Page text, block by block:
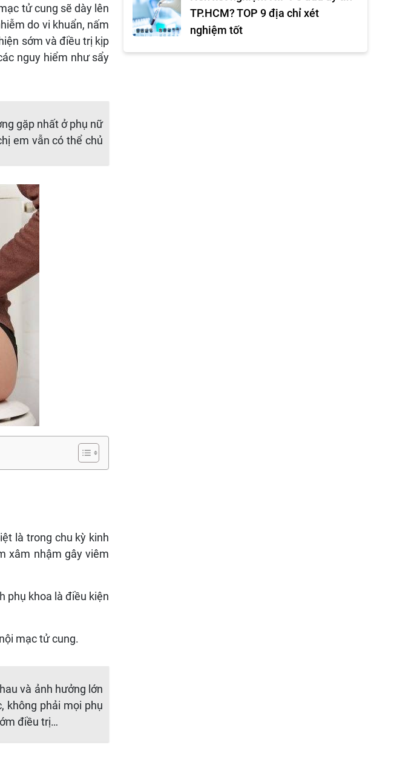
tử cung sẽ dày lên
do vi khuẩn, nấm
sớm và điều trị kịp
nguy hiểm như sẩy
gặp nhất ở phụ nữ
em vẫn có thể chủ
là trong chu kỳ kinh
xâm nhậm gây viêm
phụ khoa là điều kiện
mạc tử cung.
và ảnh hưởng lớn
không phải mọi phụ
điều trị…
TP.HCM? TOP 9 địa chỉ xét
nghiệm tốt